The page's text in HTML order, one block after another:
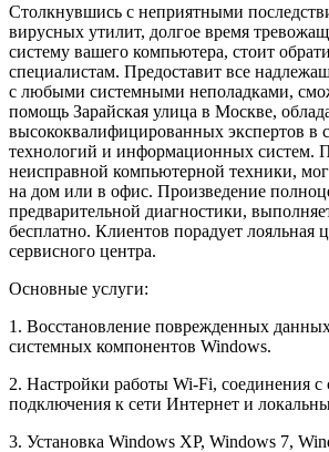
Столкнувшись с неприятными
вирусных утилит, долгое время
систему вашего компьютера, стоит
специалистам. Предоставит все
с любыми системными неполадками,
помощь Зарайская улица в Москве,
высококвалифицированных экспертов в
технологий и информационных систем.
неисправной компьютерной техники,
на дом или в офис. Произведение
предварительной диагностики,
бесплатно. Клиентов порадует лояльная
сервисного центра.
Основные услуги:
1. Восстановление поврежденных
системных компонентов Windows.
2. Настройки работы Wi-Fi, соединения с
подключения к сети Интернет и
3. Установка Windows XP, Windows 7,